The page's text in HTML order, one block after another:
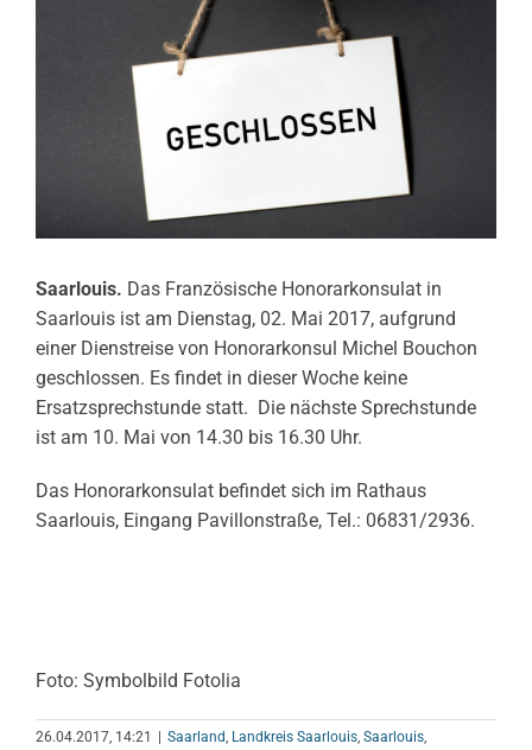
Saarlouis. Das Französische Honorarkonsulat in
Saarlouis ist am Dienstag, 02. Mai 2017, aufgrund
einer Dienstreise von Honorarkonsul Michel Bouchon
geschlossen. Es findet in dieser Woche keine
Ersatzsprechstunde statt. Die nächste Sprechstunde
ist am 10. Mai von 14.30 bis 16.30 Uhr.
Das Honorarkonsulat befindet sich im Rathaus
Saarlouis, Eingang Pavillonstraße, Tel.: 06831/2936.
Foto: Symbolbild Fotolia
26.04.2017, 14:21 Saarland, Landkreis Saarlouis, Saarlouis,